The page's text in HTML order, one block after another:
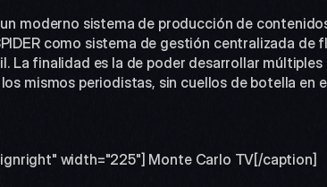
moderno sistema de producción de
como sistema de gestión centralizada
La finalidad es la de poder desarrollar
mismos periodistas, sin cuellos de botella en
width="225"] Monte Carlo TV[/caption]